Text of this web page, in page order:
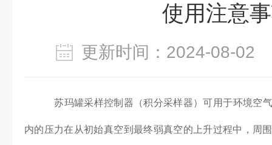
使用注意
更新时间：2024-08-
苏玛罐采样控制器（积分采样器）可用于环境空
内的压力在从初始真空到最终弱真空的上升过程中，周